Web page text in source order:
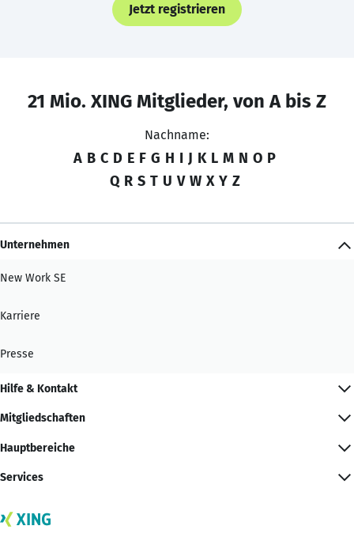
Jetzt registrieren
21 Mio. XING Mitglieder, von A bis Z
Nachname:
A B C D E F G H I J K L M N O P
Q R S T U V W X Y Z
Unternehmen
New Work SE
Karriere
Presse
Hilfe & Kontakt
Mitgliedschaften
Hauptbereiche
Services